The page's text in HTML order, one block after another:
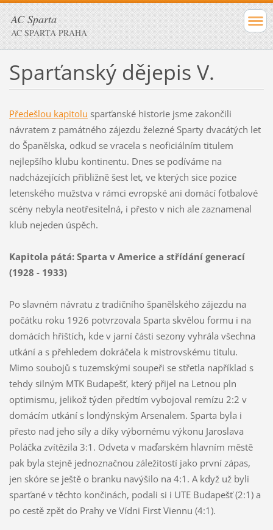
AC Sparta
AC SPARTA PRAHA
Sparťanský dějepis V.
Předešlou kapitolu sparťanské historie jsme zakončili
návratem z památného zájezdu železné Sparty dvacátých let
do Španělska, odkud se vracela s neoficiálním titulem
nejlepšího klubu kontinentu. Dnes se podíváme na
nadcházejících přibližně šest let, ve kterých sice pozice
letenského mužstva v rámci evropské ani domácí fotbalové
scény nebyla neotřesitelná, i přesto v nich ale zaznamenal
klub nejeden úspěch.
Kapitola pátá: Sparta v Americe a střídání generací
(1928 - 1933)
Po slavném návratu z tradičního španělského zájezdu na
počátku roku 1926 potvrzovala Sparta skvělou formu i na
domácích hřištích, kde v jarní části sezony vyhrála všechna
utkání a s přehledem dokráčela k mistrovskému titulu.
Mimo soubojů s tuzemskými soupeři se střetla například s
tehdy silným MTK Budapešť, který přijel na Letnou pln
optimismu, jelikož týden předtím vybojoval remízu 2:2 v
domácím utkání s londýnským Arsenalem. Sparta byla i
přesto nad jeho síly a díky výbornému výkonu Jaroslava
Poláčka zvítězila 3:1. Odveta v maďarském hlavním městě
pak byla stejně jednoznačnou záležitostí jako první zápas,
jen skóre se ještě o branku navýšilo na 4:1. A když už byli
sparťané v těchto končinách, podali si i UTE Budapešť (2:1) a
po cestě zpět do Prahy ve Vídni First Viennu (4:1).